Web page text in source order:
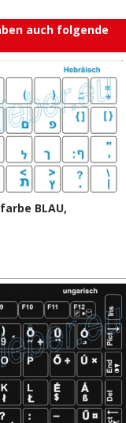
auch folgende
BLAU,